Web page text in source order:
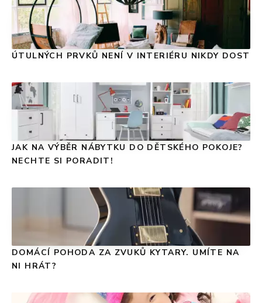
ÚTULNÝCH PRVKŮ NENÍ V INTERIÉRU NIKDY DOST
JAK NA VÝBĚR NÁBYTKU DO DĚTSKÉHO POKOJE?
NECHTE SI PORADIT!
DOMÁCÍ POHODA ZA ZVUKŮ KYTARY. UMÍTE NA
NI HRÁT?